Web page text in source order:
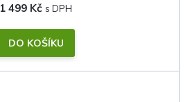
1 499 Kč
DO KOŠÍKU